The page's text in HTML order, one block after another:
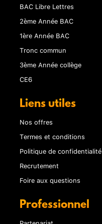
BAC Libre Lettres
2ème Année BAC
1ère Année BAC
Tronc commun
3ème Année collège
CE6
Liens utiles
Nos offres
Termes et conditions
Politique de confidentialité
Recrutement
Foire aux questions
Professionnel